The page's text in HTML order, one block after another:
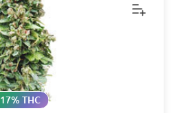
17% THC